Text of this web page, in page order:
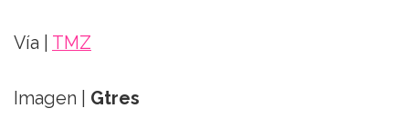
Vía | TMZ
Imagen | Gtres